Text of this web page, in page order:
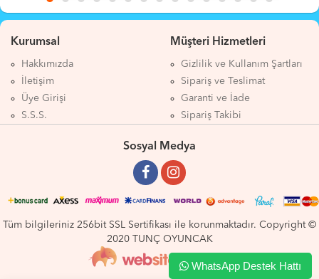
Kurumsal
Hakkımızda
İletişim
Üye Girişi
S.S.S.
Müşteri Hizmetleri
Gizlilik ve Kullanım Şartları
Sipariş ve Teslimat
Garanti ve İade
Sipariş Takibi
Sosyal Medya
Tüm bilgileriniz 256bit SSL Sertifikası ile korunmaktadır. Copyright ©
2020 TUNÇ OYUNCAK
WhatsApp Destek Hattı